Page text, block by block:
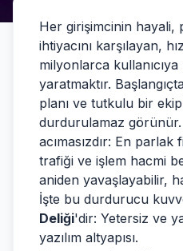
Her girişimcinin hayali,
ihtiyacını karşılayan,
milyonlarca
yaratmaktır.
planı ve tutkulu bir
durdurulamaz
acımasızdır: En parlak
trafiği ve işlem hacmi
aniden yavaşlayabilir,
İşte bu durdurucu
Deliği'dir: Yetersiz ve
yazılım altyapısı.